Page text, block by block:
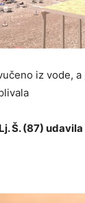
iz vode,
Š. (87) udavila